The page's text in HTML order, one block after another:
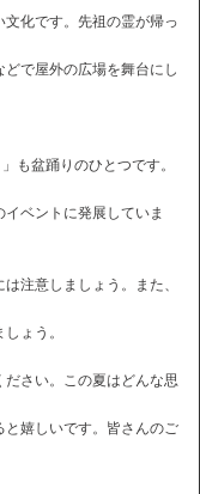
化です。先祖の霊が帰っ
で屋外の広場を舞台にし
も盆踊りのひとつです。
ベントに発展していま
注意しましょう。また、
ょう。
さい。この夏はどんな思
嬉しいです。皆さんのご